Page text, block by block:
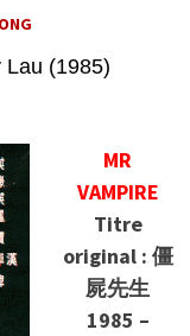
Lau (1985)
MR
VAMPIRE
Titre
original : 僵
屍先生
1985 –